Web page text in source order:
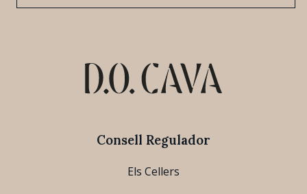
Consell Regulador
Els Cellers